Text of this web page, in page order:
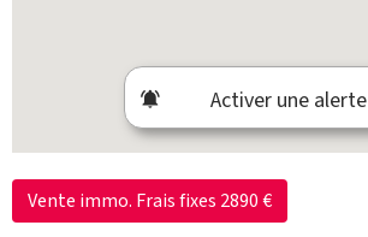
Activer une alerte
Vente immo. Frais fixes 2890 €